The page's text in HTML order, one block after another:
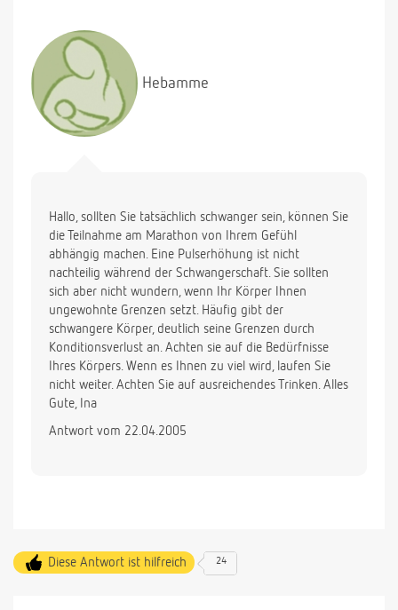
Hebamme
Hallo, sollten Sie tatsächlich schwanger sein, können Sie
die Teilnahme am Marathon von Ihrem Gefühl
abhängig machen. Eine Pulserhöhung ist nicht
nachteilig während der Schwangerschaft. Sie sollten
sich aber nicht wundern, wenn Ihr Körper Ihnen
ungewohnte Grenzen setzt. Häufig gibt der
schwangere Körper, deutlich seine Grenzen durch
Konditionsverlust an. Achten sie auf die Bedürfnisse
Ihres Körpers. Wenn es Ihnen zu viel wird, laufen Sie
nicht weiter. Achten Sie auf ausreichendes Trinken. Alles
Gute, Ina
Antwort vom 22.04.2005
Diese Antwort ist hilfreich 24